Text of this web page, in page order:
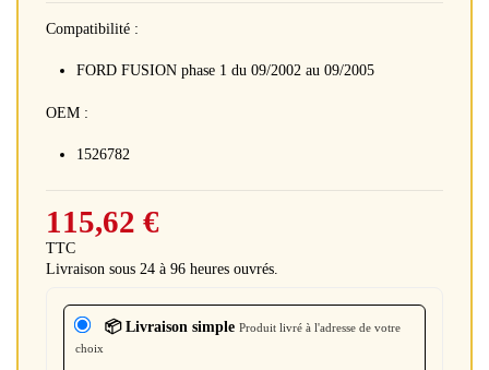
Compatibilité :
FORD FUSION phase 1 du 09/2002 au 09/2005
OEM :
1526782
115,62 €
TTC
Livraison sous 24 à 96 heures ouvrés.
📦 Livraison simple Produit livré à l'adresse de votre
choix